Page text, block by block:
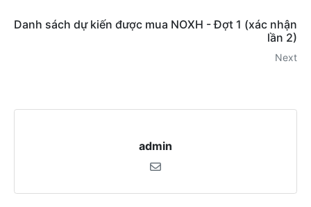
Danh sách dự kiến được mua NOXH - Đợt 1 (xác nhận
lần 2)
Next
admin